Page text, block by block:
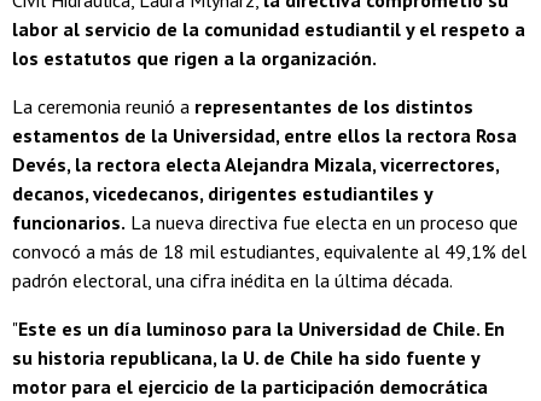
labor al servicio de la comunidad estudiantil y el respeto a
los estatutos que rigen a la organización.
La ceremonia reunió a representantes de los distintos
estamentos de la Universidad, entre ellos la rectora Rosa
Devés, la rectora electa Alejandra Mizala, vicerrectores,
decanos, vicedecanos, dirigentes estudiantiles y
funcionarios. La nueva directiva fue electa en un proceso que
convocó a más de 18 mil estudiantes, equivalente al 49,1% del
padrón electoral, una cifra inédita en la última década.
"Este es un día luminoso para la Universidad de Chile. En
su historia republicana, la U. de Chile ha sido fuente y
motor para el ejercicio de la participación democrática